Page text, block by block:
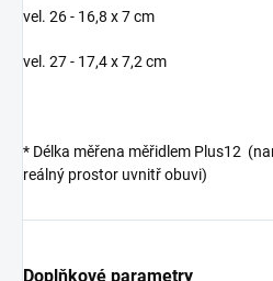
vel. 26 - 16,8 x 7 cm
vel. 27 - 17,4 x 7,2 cm
* Délka měřena měřidlem Plus12
reálný prostor uvnitř obuvi)
Doplňkové parametry